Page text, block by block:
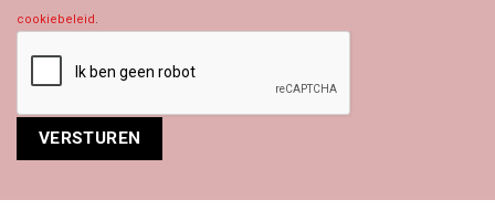
cookiebeleid